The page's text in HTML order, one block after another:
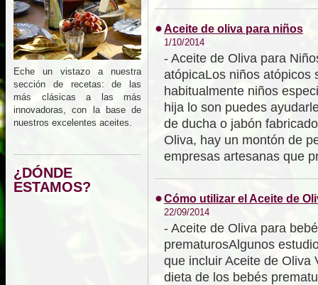
Eche un vistazo a nuestra
sección de recetas: de las
más clásicas a las más
innovadoras, con la base de
nuestros excelentes aceites.
¿DÓNDE
ESTAMOS?
Aceite de oliva para niños
1/10/2014
- Aceite de Oliva para
atópicaLos niños atópicos
habitualmente niños
hija lo son puedes
de ducha o jabón
Oliva, hay un montón de
empresas artesanas que
Cómo utilizar el Aceite de
22/09/2014
- Aceite de Oliva para
prematurosAlgunos
que incluir Aceite de Oliva
dieta de los bebés